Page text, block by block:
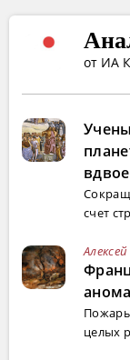
от ИА
вдвое
счет
целых